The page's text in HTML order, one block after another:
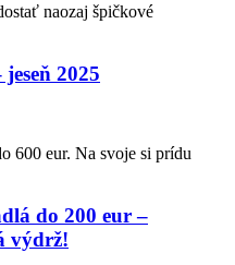
naozaj špičkové
2025
600 eur. Na svoje si prídu
do 200 eur –
výdrž!